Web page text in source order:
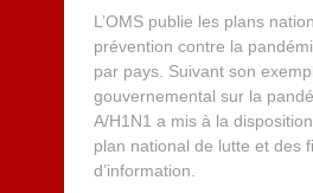
L’OMS publie les plans
prévention contre la
par pays. Suivant son
gouvernemental sur la
A/H1N1 a mis à la
plan national de lutte et des
d’information.